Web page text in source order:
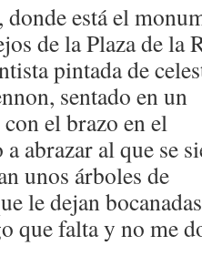
está el
de la Plaza de la
pintada de
sentado en un
el brazo en el
abrazar al que se
unos árboles de
le dejan
que falta y no me